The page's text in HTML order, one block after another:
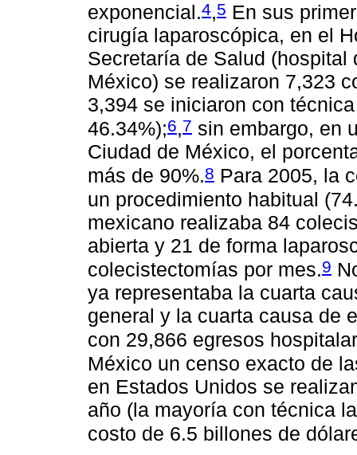
exponencial.4,5 En sus
cirugía laparoscópica, en el
Secretaría de Salud
México) se realizaron 7,323
3,394 se iniciaron con
46.34%);6,7 sin embargo, en
Ciudad de México, el
más de 90%.8 Para 2005, la
un procedimiento habitual
mexicano realizaba 84
abierta y 21 de forma
colecistectomías por mes.9
ya representaba la cuarta
general y la cuarta causa de
con 29,866 egresos
México un censo exacto de
en Estados Unidos se
año (la mayoría con técnica
costo de 6.5 billones de